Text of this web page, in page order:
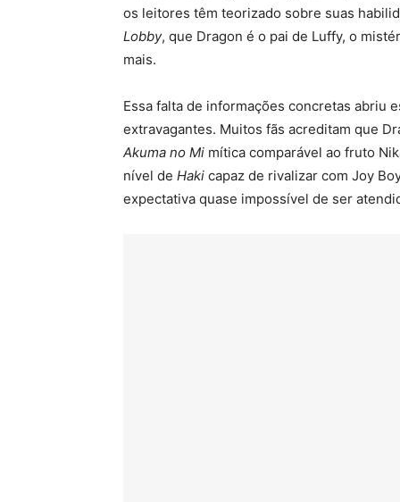
os leitores têm teorizado sobre suas
Lobby, que Dragon é o pai de Luffy, o
mais.
Essa falta de informações concretas abriu
extravagantes. Muitos fãs acreditam que
Akuma no Mi mítica comparável ao fruto
nível de Haki capaz de rivalizar com Joy
expectativa quase impossível de ser